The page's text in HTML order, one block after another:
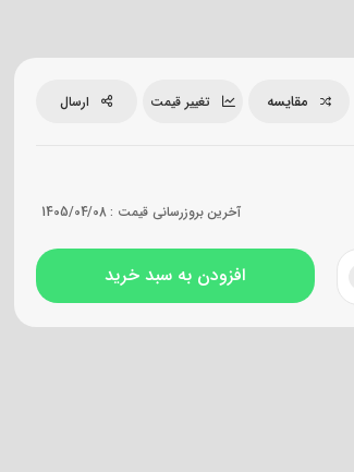
مقایسه تغییر قیمت ارسال
آخرین بروزرسانی قیمت :1405/04/08
افزودن به سبد خرید